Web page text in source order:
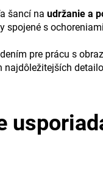
šancí na udržanie a
s
pre prácu s
najdôležitejších